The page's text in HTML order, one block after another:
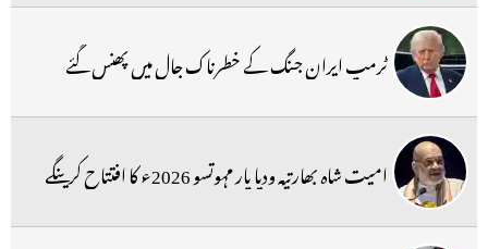
ٹرمپ ایران جنگ کے خطرناک جال میں پھنس گئے
امیت شاہ بھارتیہ ودیا پار مہوتسو 2026ء کا افتتاح کرینگے